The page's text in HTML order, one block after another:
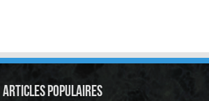
Articles Populaires